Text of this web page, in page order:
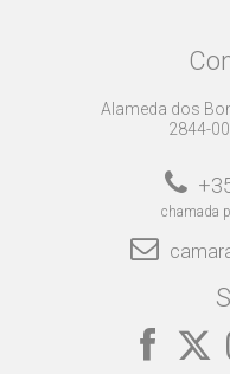
Alameda dos
2844-
chamada